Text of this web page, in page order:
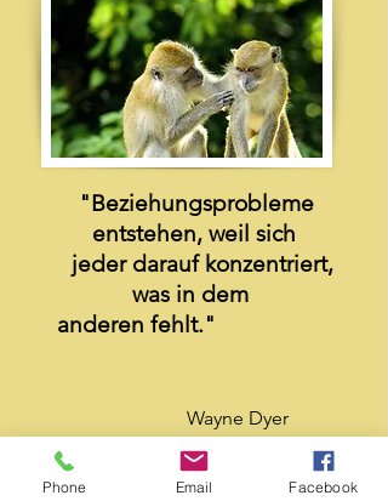
"Beziehungsprobleme
entstehen, weil sich
jeder darauf konzentriert,
was in dem
anderen fehlt."
Wayne Dyer
Phone Email Facebook